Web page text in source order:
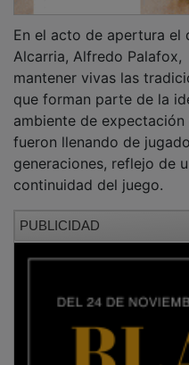
En el acto de apertura
Alcarria, Alfredo
mantener vivas las
que forman parte de la
ambiente de
fueron llenando de
generaciones, reflejo de
continuidad del juego.